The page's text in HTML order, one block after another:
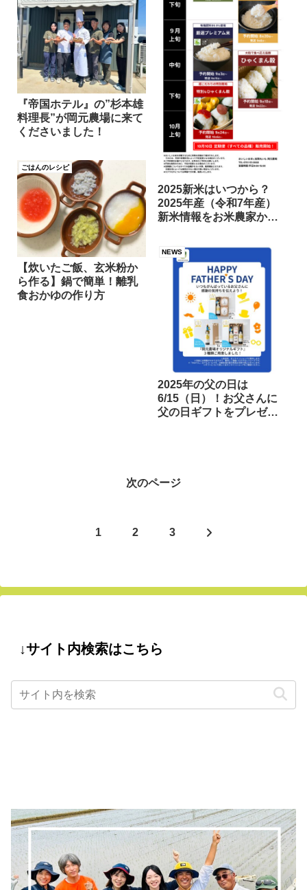
2025新米はいつから？
2025年産（令和7年産）
新米情報をお米農家から
『帝国ホテル』の”杉本雄
料理長”が岡元農場に来て
くださいました！
ごはんのレシピ
【炊いたご飯、玄米粉か
ら作る】鍋で簡単！離乳
食おかゆの作り方
NEWS
2025年の父の日は
6/15（日）！お父さんに
父の日ギフトをプレゼン
次のページ
1 2 3 次
↓サイト内検索はこちら